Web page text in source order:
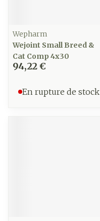
Wepharm
Wejoint Small Breed &
Cat Comp 4x30
94,22 €
En rupture de stock